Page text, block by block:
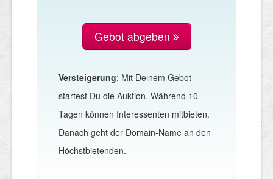
Gebot abgeben
Versteigerung: Mit Deinem Gebot
startest Du die Auktion. Während 10
Tagen können Interessenten mitbieten.
Danach geht der Domain-Name an den
Höchstbietenden.